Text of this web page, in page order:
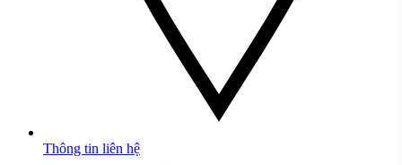
Thông tin liên hệ